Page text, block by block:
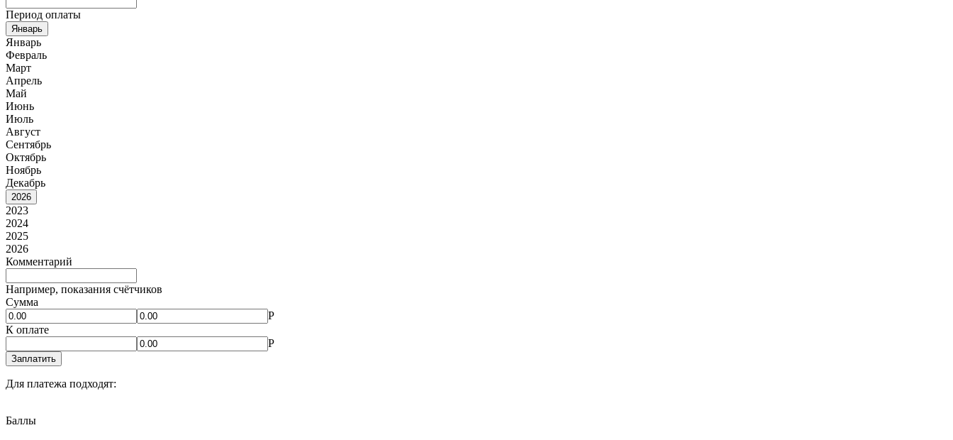
Период оплаты
Январь
Январь
Февраль
Март
Апрель
Май
Июнь
Июль
Август
Сентябрь
Октябрь
Ноябрь
Декабрь
2026
2023
2024
2025
2026
Комментарий
Например, показания счётчиков
Сумма
Р
К оплате
Р
Заплатить
Для платежа подходят:
Баллы